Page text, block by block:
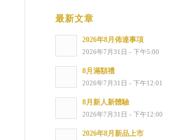
最新文章
2026年8月佈達事項
2026年7月31日 - 下午5:00
8月滿額禮
2026年7月31日 - 下午12:01
8月新人新體驗
2026年7月31日 - 下午12:00
2026年8月新品上市